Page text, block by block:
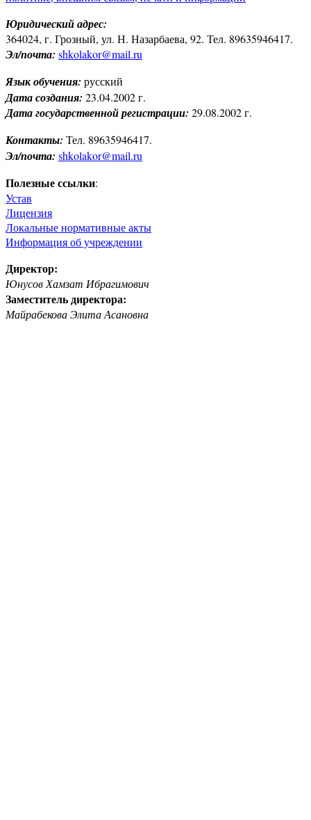
Юридический адрес:
364024, г. Грозный, ул. Н. Назарбаева, 92. Тел. 89635946417.
Эл/почта: shkolakor@mail.ru
Язык обучения: русский
Дата создания: 23.04.2002 г.
Дата государственной регистрации: 29.08.2002 г.
Контакты: Тел. 89635946417.
Эл/почта: shkolakor@mail.ru
Полезные ссылки:
Устав
Лицензия
Локальные нормативные акты
Информация об учреждении
Директор:
Юнусов Хамзат Ибрагимович
Заместитель директора:
Майрабекова Элита Асановна